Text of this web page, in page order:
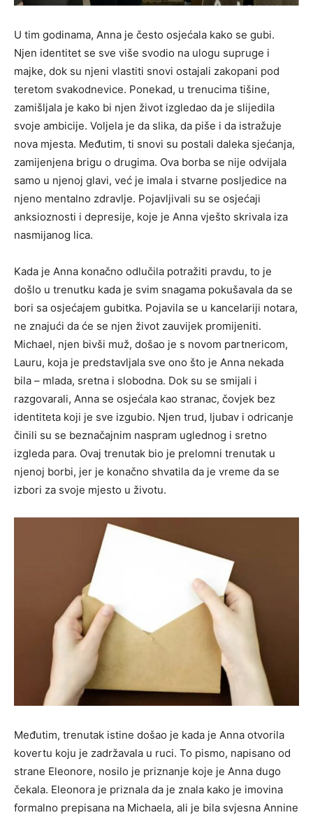
U tim godinama, Anna je često osjećala kako se gubi.
Njen identitet se sve više svodio na ulogu supruge i
majke, dok su njeni vlastiti snovi ostajali zakopani pod
teretom svakodnevice. Ponekad, u trenucima tišine,
zamišljala je kako bi njen život izgledao da je slijedila
svoje ambicije. Voljela je da slika, da piše i da istražuje
nova mjesta. Međutim, ti snovi su postali daleka sjećanja,
zamijenjena brigu o drugima. Ova borba se nije odvijala
samo u njenoj glavi, već je imala i stvarne posljedice na
njeno mentalno zdravlje. Pojavljivali su se osjećaji
anksioznosti i depresije, koje je Anna vješto skrivala iza
nasmijanog lica.
Kada je Anna konačno odlučila potražiti pravdu, to je
došlo u trenutku kada je svim snagama pokušavala da se
bori sa osjećajem gubitka. Pojavila se u kancelariji notara,
ne znajući da će se njen život zauvijek promijeniti.
Michael, njen bivši muž, došao je s novom partnericom,
Lauru, koja je predstavljala sve ono što je Anna nekada
bila – mlada, sretna i slobodna. Dok su se smijali i
razgovarali, Anna se osjećala kao stranac, čovjek bez
identiteta koji je sve izgubio. Njen trud, ljubav i odricanje
činili su se beznačajnim naspram uglednog i sretno
izgleda para. Ovaj trenutak bio je prelomni trenutak u
njenoj borbi, jer je konačno shvatila da je vreme da se
izbori za svoje mjesto u životu.
Međutim, trenutak istine došao je kada je Anna otvorila
kovertu koju je zadržavala u ruci. To pismo, napisano od
strane Eleonore, nosilo je priznanje koje je Anna dugo
čekala. Eleonora je priznala da je znala kako je imovina
formalno prepisana na Michaela, ali je bila svjesna Annine